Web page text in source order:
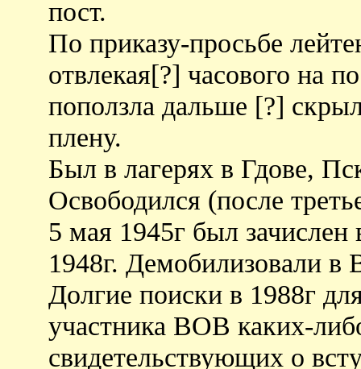
пост.
По приказу-просьбе
отвлекая[?] часового на
поползла дальше [?]
плену.
Был в лагерях в Гдове,
Освободился (после
5 мая 1945г был
1948г. Демобилизовали в
Долгие поиски в 1988г
участника ВОВ каких-
свидетельствующих о